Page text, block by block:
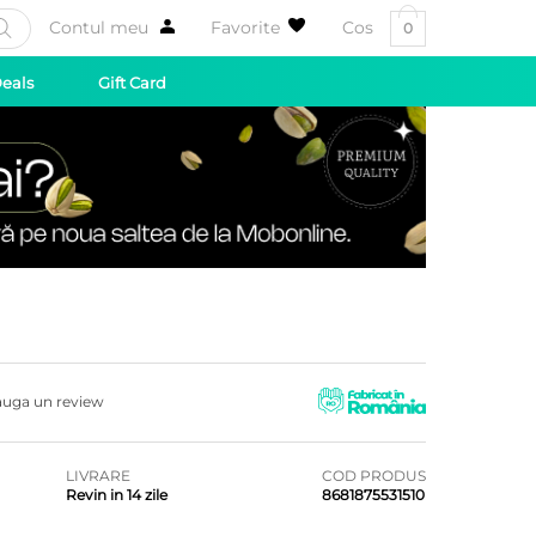
Contul meu Favorite Cos 0
Gift Card
un review
LIVRARE
Revin in 14 zile
COD PRODUS
8681875531510